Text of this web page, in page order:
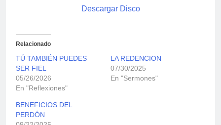
Descargar Disco
Relacionado
TÚ TAMBIÉN PUEDES
SER FIEL
05/26/2026
En "Reflexiones"
LA REDENCION
07/30/2025
En "Sermones"
BENEFICIOS DEL
PERDÓN